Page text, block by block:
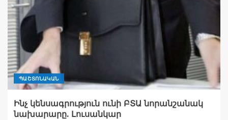
ՊԱՇՏՈՆԱԿԱՆ
Ինչ կենսագրություն ունի ԲՏԱ նորանշանակ
նախարարը. Լուսանկար